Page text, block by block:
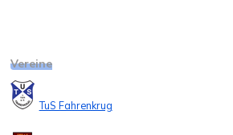
Vereine
TuS Fahrenkrug